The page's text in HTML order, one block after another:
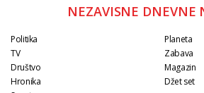
NEZAVISNE DNEVNE
Politika
TV
Društvo
Hronika
Planeta
Zabava
Magazin
Džet set